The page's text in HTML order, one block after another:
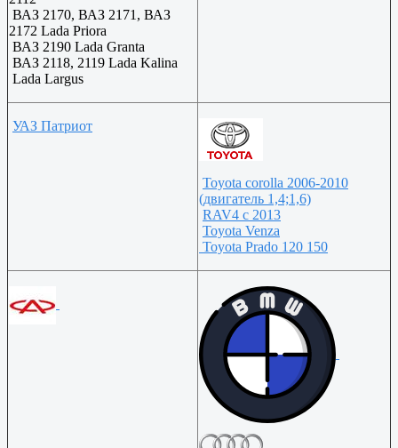
ВАЗ 2170, ВАЗ 2171, ВАЗ
2172 Lada Priora
ВАЗ 2190 Lada Granta
ВАЗ 2118, 2119 Lada Kalina
Lada Largus
УАЗ Патриот
Toyota corolla 2006-2010
(двигатель 1,4;1,6)
RAV4 с 2013
Toyota Venza
Toyota Prado 120 150